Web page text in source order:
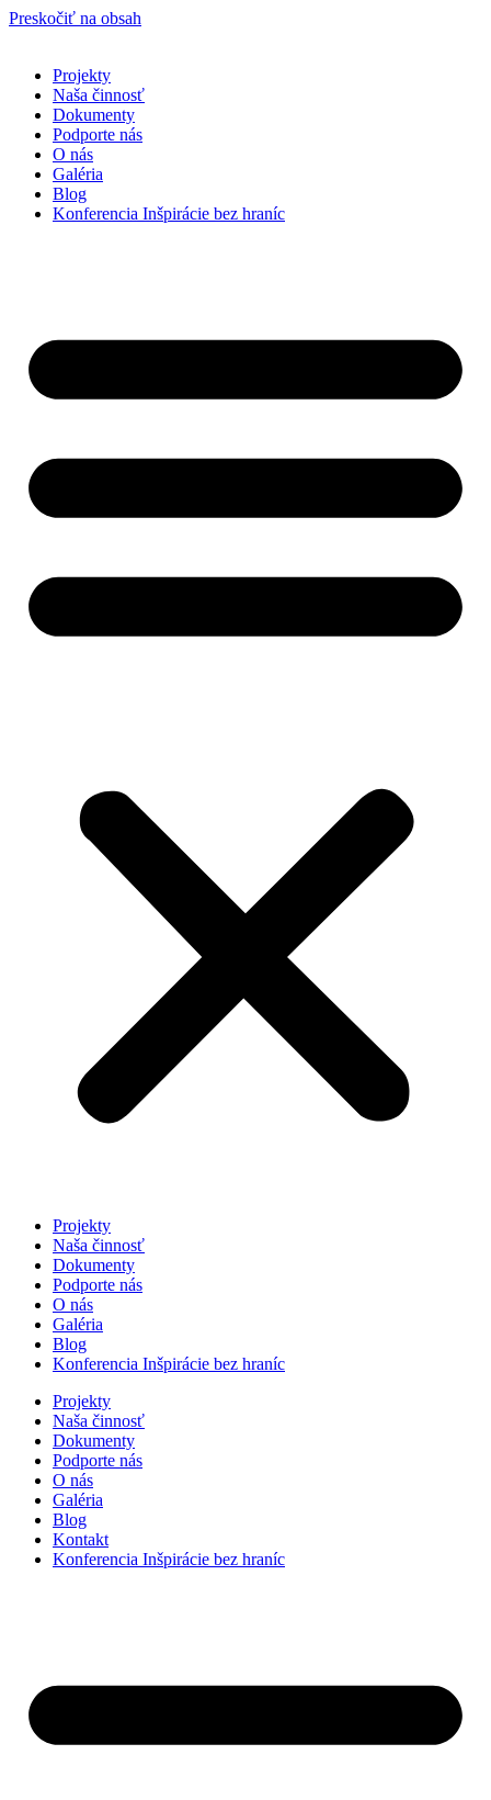
Preskočiť na obsah
Projekty
Naša činnosť
Dokumenty
Podporte nás
O nás
Galéria
Blog
Konferencia Inšpirácie bez hraníc
Projekty
Naša činnosť
Dokumenty
Podporte nás
O nás
Galéria
Blog
Konferencia Inšpirácie bez hraníc
Projekty
Naša činnosť
Dokumenty
Podporte nás
O nás
Galéria
Blog
Kontakt
Konferencia Inšpirácie bez hraníc